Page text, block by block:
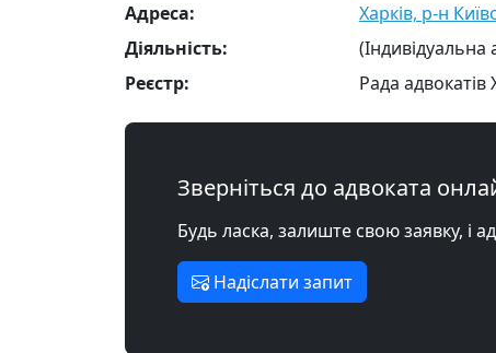
Адреса:
Харків, р-н
Діяльність:
(Індивідуальна
Реєстр:
Рада адвокатів
Зверніться до адвоката
Будь ласка, залиште свою заявку, і
Надіслати запит